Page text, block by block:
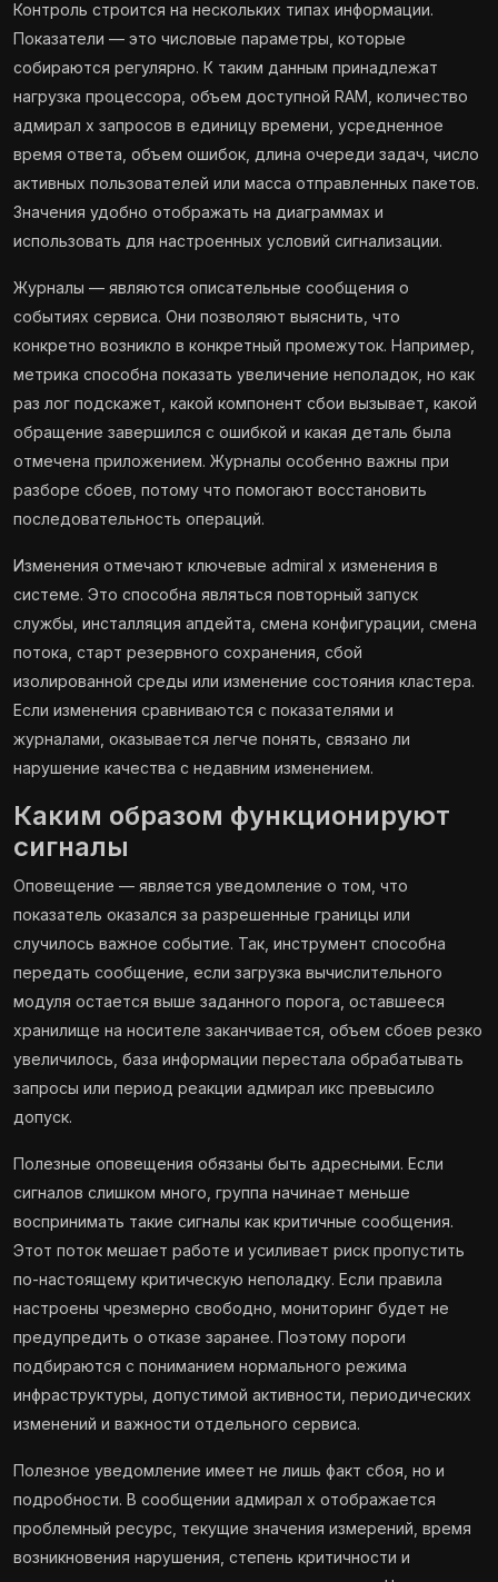
Контроль строится на нескольких типах информации.
Показатели — это числовые параметры, которые
собираются регулярно. К таким данным принадлежат
нагрузка процессора, объем доступной RAM, количество
адмирал х запросов в единицу времени, усредненное
время ответа, объем ошибок, длина очереди задач, число
активных пользователей или масса отправленных пакетов.
Значения удобно отображать на диаграммах и
использовать для настроенных условий сигнализации.
Журналы — являются описательные сообщения о
событиях сервиса. Они позволяют выяснить, что
конкретно возникло в конкретный промежуток. Например,
метрика способна показать увеличение неполадок, но как
раз лог подскажет, какой компонент сбои вызывает, какой
обращение завершился с ошибкой и какая деталь была
отмечена приложением. Журналы особенно важны при
разборе сбоев, потому что помогают восстановить
последовательность операций.
Изменения отмечают ключевые admiral x изменения в
системе. Это способна являться повторный запуск
службы, инсталляция апдейта, смена конфигурации, смена
потока, старт резервного сохранения, сбой
изолированной среды или изменение состояния кластера.
Если изменения сравниваются с показателями и
журналами, оказывается легче понять, связано ли
нарушение качества с недавним изменением.
Каким образом функционируют
сигналы
Оповещение — является уведомление о том, что
показатель оказался за разрешенные границы или
случилось важное событие. Так, инструмент способна
передать сообщение, если загрузка вычислительного
модуля остается выше заданного порога, оставшееся
хранилище на носителе заканчивается, объем сбоев резко
увеличилось, база информации перестала обрабатывать
запросы или период реакции адмирал икс превысило
допуск.
Полезные оповещения обязаны быть адресными. Если
сигналов слишком много, группа начинает меньше
воспринимать такие сигналы как критичные сообщения.
Этот поток мешает работе и усиливает риск пропустить
по-настоящему критическую неполадку. Если правила
настроены чрезмерно свободно, мониторинг будет не
предупредить о отказе заранее. Поэтому пороги
подбираются с пониманием нормального режима
инфраструктуры, допустимой активности, периодических
изменений и важности отдельного сервиса.
Полезное уведомление имеет не лишь факт сбоя, но и
подробности. В сообщении адмирал х отображается
проблемный ресурс, текущие значения измерений, время
возникновения нарушения, степень критичности и